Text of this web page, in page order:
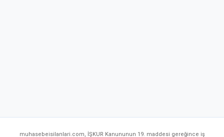
muhasebeisilanlari.com, İŞKUR Kanununun 19. maddesi gereğince iş